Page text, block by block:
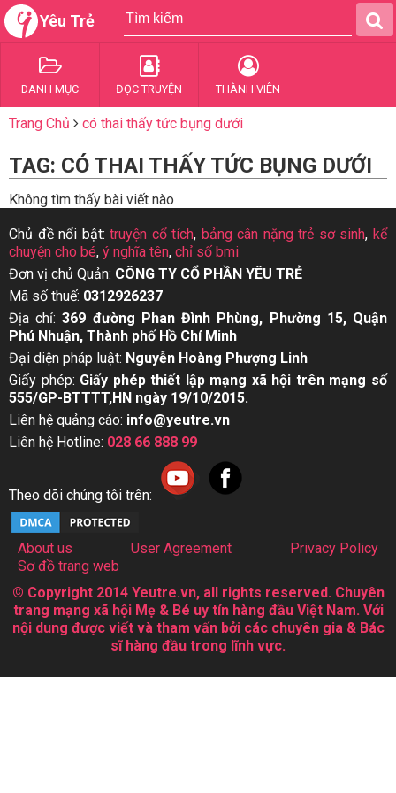
Yêu Trẻ
DANH MỤC ĐỌC TRUYỆN THÀNH VIÊN
Trang Chủ có thai thấy tức bụng dưới
TAG: CÓ THAI THẤY TỨC BỤNG DƯỚI
Không tìm thấy bài viết nào
Chủ đề nổi bật:truyện cổ tích, bảng cân nặng trẻ sơ sinh,kể
chuyện cho bé, ý nghĩa tên, chỉ số bmi
Đơn vị chủ Quản: CÔNG TY CỔ PHẦN YÊU TRẺ
Mã số thuế: 0312926237
Địa chỉ:369 đường Phan Đình Phùng, Phường 15, Quận
Phú Nhuận, Thành phố Hồ Chí Minh
Đại diện pháp luật: Nguyễn Hoàng Phượng Linh
Giấy phép: Giấy phép thiết lập mạng xã hội trên mạng số
555/GP-BTTTT,HN ngày 19/10/2015.
Liên hệ quảng cáo: info@yeutre.vn
Liên hệ Hotline: 028 66 888 99
Theo dõi chúng tôi trên:
About us User Agreement
Privacy Policy
Sơ đồ trang web
© Copyright 2014 Yeutre.vn, all rights reserved. Chuyên
trang mạng xã hội Mẹ & Bé uy tín hàng đầu Việt Nam. Với
nội dung được viết và tham vấn bởi các chuyên gia & Bác
sĩ hàng đầu trong lĩnh vực.